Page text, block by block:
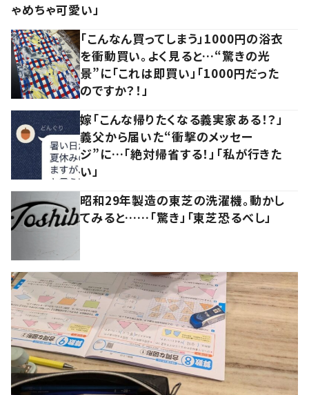
ゃめちゃ可愛い」
「こんなん買ってしまう」1000円の浴衣
を衝動買い。よく見ると…“驚きの光
景”に「これは即買い」「1000円だった
のですか？！」
嫁「こんな帰りたくなる義実家ある！？」
義父から届いた“衝撃のメッセー
ジ”に…「絶対帰省する！」「私が行きた
い」
昭和29年製造の東芝の洗濯機。動かし
てみると……「驚き」「東芝恐るべし」